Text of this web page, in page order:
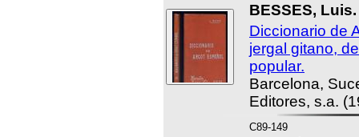
BESSES, Luis.
Diccionario de
jergal gitano,
popular.
Barcelona,
Editores, s.a.
C89-149